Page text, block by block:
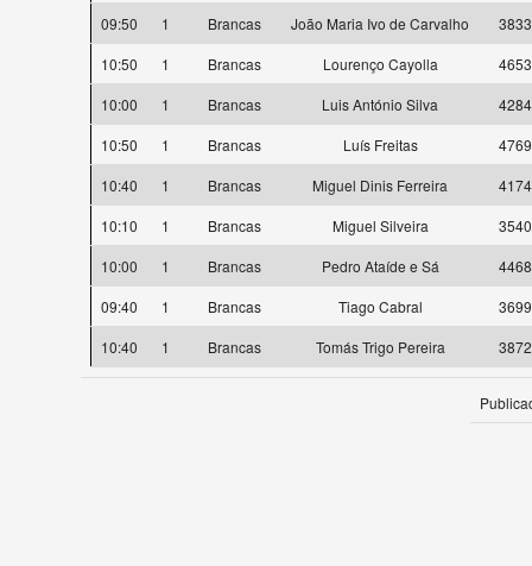
09:50
1 Brancas João Maria Ivo de Carvalho
10:50
1 Brancas Lourenço Cayolla
10:00
1 Brancas Luis António Silva
10:50
1 Brancas Luís Freitas
10:40
1 Brancas Miguel Dinis Ferreira
10:10
1 Brancas Miguel Silveira
10:00
1 Brancas Pedro Ataíde e Sá
09:40
1 Brancas Tiago Cabral
10:40
1 Brancas Tomás Trigo Pereira